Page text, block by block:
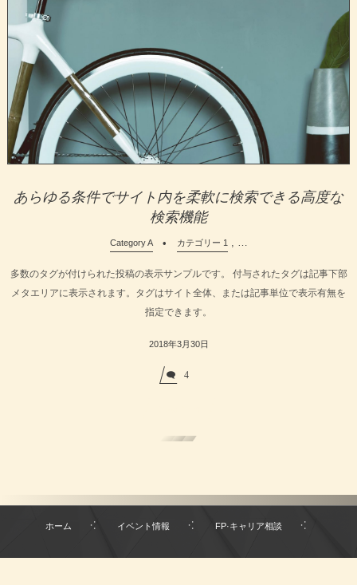
あらゆる条件でサイト内を柔軟に検索できる高度な
検索機能
Category A カテゴリー 1
多数のタグが付けられた投稿の表示サンプルです。 付与されたタグは記事下部
メタエリアに表示されます。タグはサイト全体、または記事単位で表示有無を
指定できます。
2018年3月30日
4
ホーム イベント情報 FP·キャリア相談